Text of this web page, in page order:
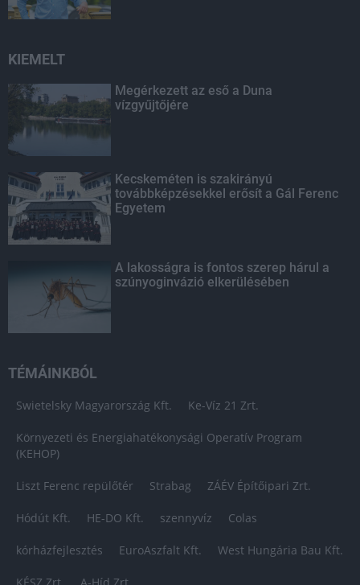
KIEMELT
Megérkezett az eső a Duna
vízgyűjtőjére
Kecskeméten is szakirányú
továbbképzésekkel erősít a Gál Ferenc
Egyetem
A lakosságra is fontos szerep hárul a
szúnyoginvázió elkerülésében
TÉMÁINKBÓL
Swietelsky Magyarország Kft. Ke-Víz 21 Zrt.
Környezeti és Energiahatékonysági Operatív Program
(KEHOP)
Liszt Ferenc repülőtér Strabag ZÁÉV Építőipari Zrt.
Hódút Kft. HE-DO Kft. szennyvíz Colas
kórházfejlesztés EuroAszfalt Kft. West Hungária Bau Kft.